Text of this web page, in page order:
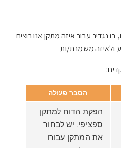
נגדיר עבור איזה מתקן אנו רוצים
ולאיזה משמרת/ות
הסבר פעולה
הפקת הדוח למתקן
ספציפי. יש לבחור
את המתקן עבורו